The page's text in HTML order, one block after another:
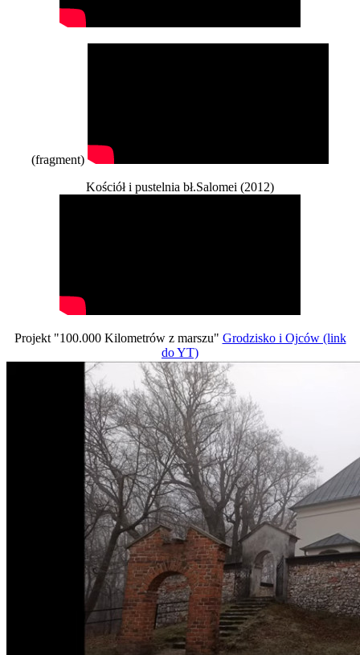
(fragment)
Kościół i pustelnia bł.Salomei (2012)
Projekt "100.000 Kilometrów z marszu" Grodzisko i Ojców (link
do YT)